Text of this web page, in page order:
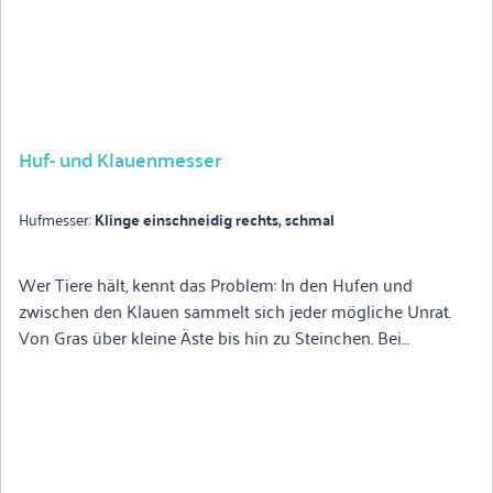
Huf- und Klauenmesser
Hufmesser:Klinge einschneidig rechts, schmal
Wer Tiere hält, kennt das Problem: In den Hufen und
zwischen den Klauen sammelt sich jeder mögliche Unrat.
Von Gras über kleine Äste bis hin zu Steinchen. Bei